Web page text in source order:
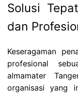
Solusi
dan
Keseragaman
profesional
almamater
organisasi yang